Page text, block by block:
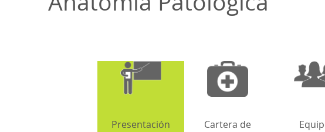
Presentación
Cartera de